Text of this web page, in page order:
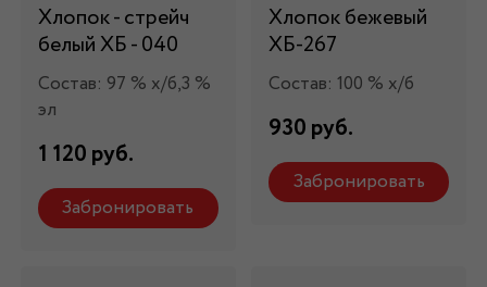
Хлопок - стрейч
белый ХБ - 040
Состав: 97 % х/б,3 %
эл
1 120 руб.
Забронировать
Хлопок бежевый
ХБ-267
Состав: 100 % х/б
930 руб.
Забронировать